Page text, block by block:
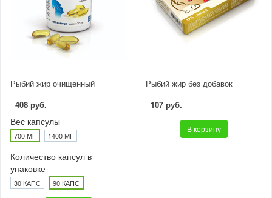
Рыбий жир очищенный
408 руб.
Вес капсулы
700 МГ 1400 МГ
Количество капсул в
упаковке
30 КАПС 90 КАПС
Рыбий жир без добавок
107 руб.
В корзину